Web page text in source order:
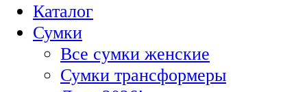
Каталог
Сумки
Все сумки женские
Сумки трансформеры